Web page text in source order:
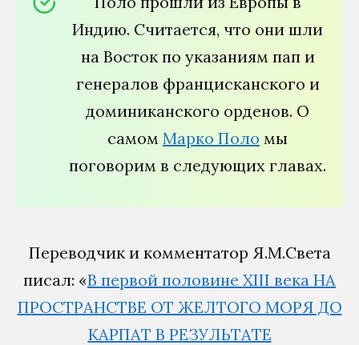
Индию. Считается, что они шли
на Восток по указаниям пап и
генералов францисканского и
доминиканского орденов. О
самом Марко Поло мы
поговорим в следующих главах.
Переводчик и комментатор Я.М.Света
писал: «В первой половине XIII века НА
ПРОСТРАНСТВЕ ОТ ЖЕЛТОГО МОРЯ ДО
КАРПАТ В РЕЗУЛЬТАТЕ